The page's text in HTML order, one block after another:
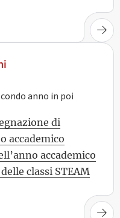
anno in poi
di
accademico
accademico
classi STEAM